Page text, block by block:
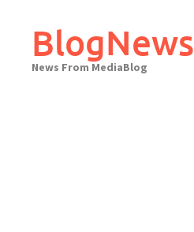
contentBlogNews
News From MediaBlog